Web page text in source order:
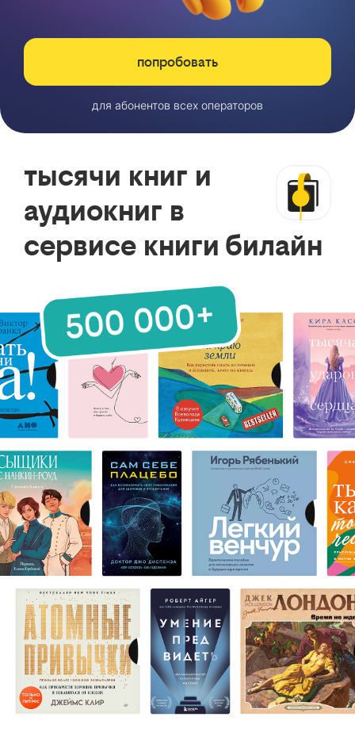
попробовать
для абонентов всех операторов
тысячи книг и
аудиокниг в
сервисе книги билайн